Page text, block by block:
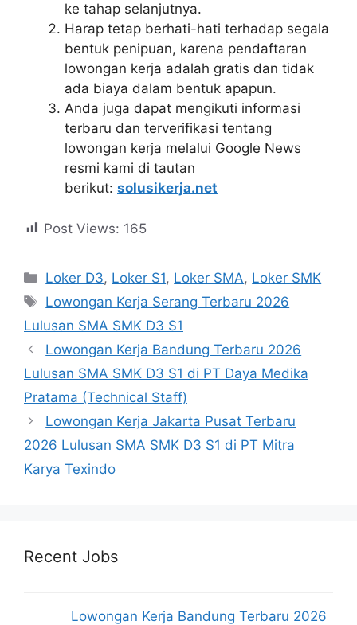
ke tahap selanjutnya.
Harap tetap berhati-hati terhadap segala
bentuk penipuan, karena pendaftaran
lowongan kerja adalah gratis dan tidak
ada biaya dalam bentuk apapun.
Anda juga dapat mengikuti informasi
terbaru dan terverifikasi tentang
lowongan kerja melalui Google News
resmi kami di tautan
berikut: solusikerja.net
Post Views: 165
Kategori
Loker D3, Loker S1, Loker SMA, Loker SMK
Tag
Lowongan Kerja Serang Terbaru 2026
Lulusan SMA SMK D3 S1
Lowongan Kerja Bandung Terbaru 2026
Lulusan SMA SMK D3 S1 di PT Daya Medika
Pratama (Technical Staff)
Lowongan Kerja Jakarta Pusat Terbaru
2026 Lulusan SMA SMK D3 S1 di PT Mitra
Karya Texindo
Recent Jobs
Lowongan Kerja Bandung Terbaru 2026